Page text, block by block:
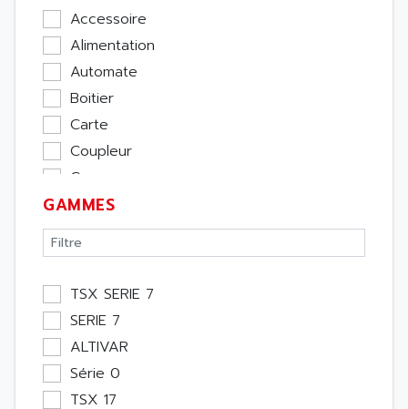
Accessoire
Alimentation
Automate
Boitier
Carte
Coupleur
Cpu
Ecran
Entrée / Sortie
Memoire
Module Métier
Moteur
Pupitre Opérateur
Rack
Etude
GAMMES
TSX SERIE 7
SERIE 7
ALTIVAR
Série 0
TSX 17